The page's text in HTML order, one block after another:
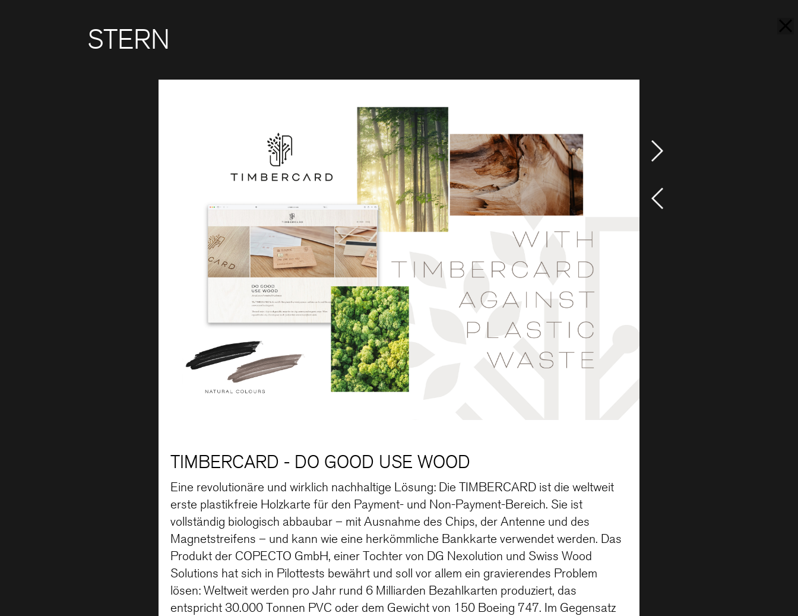
STERN
TIMBERCARD - DO GOOD USE WOOD
Eine revolutionäre und wirklich nachhaltige Lösung: Die TIMBERCARD ist die weltweit
erste plastikfreie Holzkarte für den Payment- und Non-Payment-Bereich. Sie ist
vollständig biologisch abbaubar – mit Ausnahme des Chips, der Antenne und des
Magnetstreifens – und kann wie eine herkömmliche Bankkarte verwendet werden. Das
Produkt der COPECTO GmbH, einer Tochter von DG Nexolution und Swiss Wood
Solutions hat sich in Pilottests bewährt und soll vor allem ein gravierendes Problem
lösen: Weltweit werden pro Jahr rund 6 Milliarden Bezahlkarten produziert, das
entspricht 30.000 Tonnen PVC oder dem Gewicht von 150 Boeing 747. Im Gegensatz